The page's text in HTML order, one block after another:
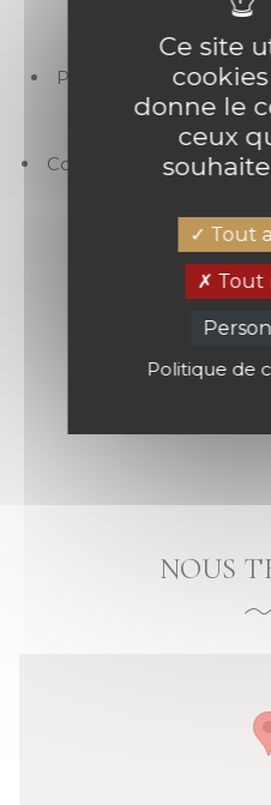
Produits
Devis
Mise en relation
Conseil déco en
NOS
NOUS
Ce site
donne le
ceux
Tout
Tout
Politique de